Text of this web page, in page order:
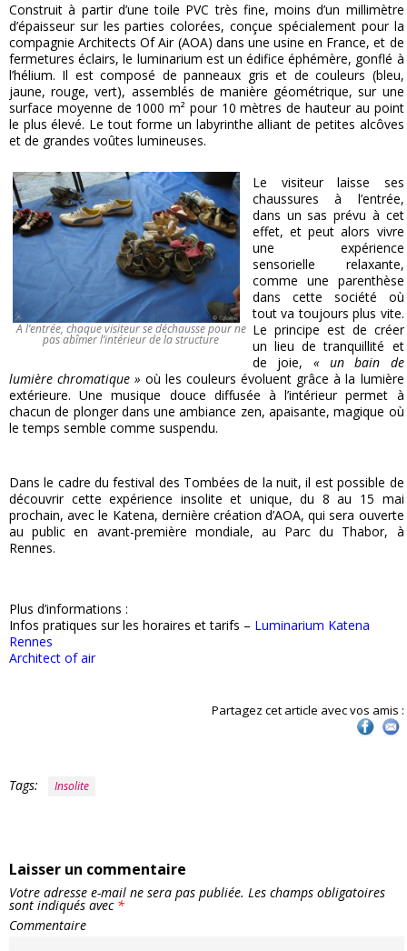
Construit à partir d’une toile PVC très fine, moins d’un millimètre
d’épaisseur sur les parties colorées, conçue spécialement pour la
compagnie Architects Of Air (AOA) dans une usine en France, et de
fermetures éclairs, le luminarium est un édifice éphémère, gonflé à
l’hélium. Il est composé de panneaux gris et de couleurs (bleu,
jaune, rouge, vert), assemblés de manière géométrique, sur une
surface moyenne de 1000 m² pour 10 mètres de hauteur au point
le plus élevé. Le tout forme un labyrinthe alliant de petites alcôves
et de grandes voûtes lumineuses.
A l’entrée, chaque visiteur se déchausse pour ne
pas abîmer l’intérieur de la structure
Le visiteur laisse ses
chaussures à l’entrée,
dans un sas prévu à cet
effet, et peut alors vivre
une expérience
sensorielle relaxante,
comme une parenthèse
dans cette société où
tout va toujours plus vite.
Le principe est de créer
un lieu de tranquillité et
de joie, « un bain de
lumière chromatique » où les couleurs évoluent grâce à la lumière
extérieure. Une musique douce diffusée à l’intérieur permet à
chacun de plonger dans une ambiance zen, apaisante, magique où
le temps semble comme suspendu.
Dans le cadre du festival des Tombées de la nuit, il est possible de
découvrir cette expérience insolite et unique, du 8 au 15 mai
prochain, avec le Katena, dernière création d’AOA, qui sera ouverte
au public en avant-première mondiale, au Parc du Thabor, à
Rennes.
Plus d’informations :
Infos pratiques sur les horaires et tarifs – Luminarium Katena
Rennes
Architect of air
Partagez cet article avec vos amis :
Tags: Insolite
Laisser un commentaire
Votre adresse e-mail ne sera pas publiée. Les champs obligatoires
sont indiqués avec *
Commentaire